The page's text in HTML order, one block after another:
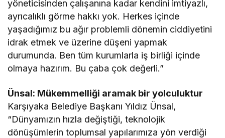
yöneticisinden çalışanına kadar kendini imtiyazlı,
ayrıcalıklı görme hakkı yok. Herkes içinde
yaşadığımız bu ağır problemli dönemin ciddiyetini
idrak etmek ve üzerine düşeni yapmak
durumunda. Ben tüm kurumlarla iş birliği içinde
olmaya hazırım. Bu çaba çok değerli.”
Ünsal: Mükemmelliği aramak bir yolculuktur
Karşıyaka Belediye Başkanı Yıldız Ünsal,
“Dünyamızın hızla değiştiği, teknolojik
dönüşümlerin toplumsal yapılarımıza yön verdiği